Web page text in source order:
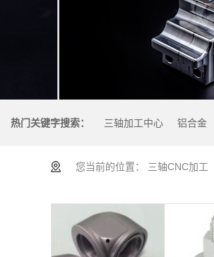
热门关键字搜索： 三轴加工中心 铝合金
您当前的位置： 三轴CNC加工